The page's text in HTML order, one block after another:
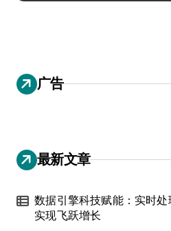
广告
最新文章
数据引擎科技赋能：实时
实现飞跃增长